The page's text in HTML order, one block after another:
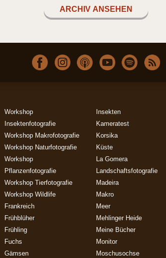
ARCHIV ANSEHEN
Workshop
Insektenfotografie
Workshop Makrofotografie
Workshop Naturfotografie
Workshop
Pflanzenfotografie
Workshop Tierfotografie
Workshop Wildlife
Frankreich
Frühblüher
Frühling
Fuchs
Gämsen
Insekten
Kameratest
Korsika
Küste
La Gomera
Landschaftsfotografie
Madeira
Makro
Meer
Mehlinger Heide
Meine Bücher
Monitor
Moschusochse